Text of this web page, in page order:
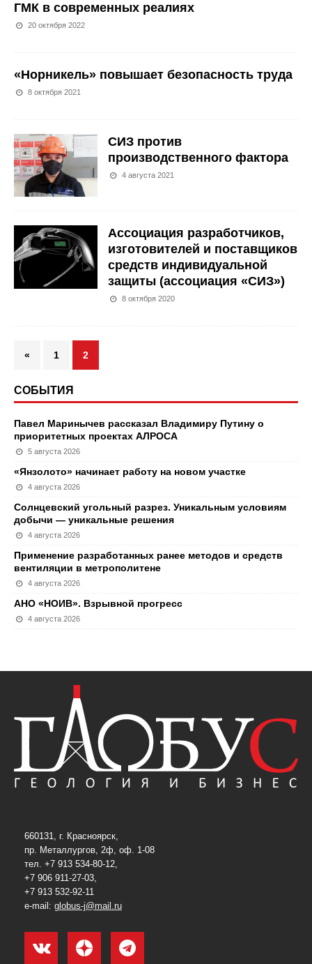
ГМК в современных реалиях
20 октября 2022
«Норникель» повышает безопасность труда
8 октября 2021
СИЗ против
производственного фактора
4 августа 2021
Ассоциация разработчиков,
изготовителей и поставщиков
средств индивидуальной
защиты (ассоциация «СИЗ»)
8 октября 2020
« 1 2
СОБЫТИЯ
Павел Маринычев рассказал Владимиру Путину о
приоритетных проектах АЛРОСА
5 августа 2026
«Янзолото» начинает работу на новом участке
4 августа 2026
Солнцевский угольный разрез. Уникальным условиям
добычи — уникальные решения
4 августа 2026
Применение разработанных ранее методов и средств
вентиляции в метрополитене
4 августа 2026
АНО «НОИВ». Взрывной прогресс
4 августа 2026
660131, г. Красноярск,
пр. Металлургов, 2ф, оф. 1-08
тел. +7 913 534-80-12,
+7 906 911-27-03,
+7 913 532-92-11
e-mail: globus-j@mail.ru